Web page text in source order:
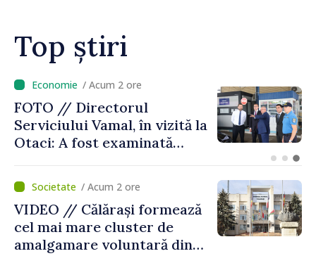
Top știri
/ Acum 46 minute
Zelenski a discutat cu Vucic
despre energie, securitate și
Uniunea Europeană, în prima
/ Acum 2 ore
VIDEO // Călărași formează
cel mai mare cluster de
amalgamare voluntară din